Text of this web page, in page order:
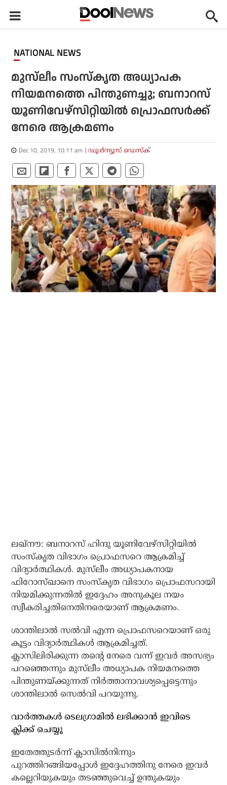
NATIONAL NEWS
മുസ്‌ലീം സംസ്‌കൃത അധ്യാപക
നിയമനത്തെ പിന്തുണച്ചു; ബനാറസ്
യൂണിവേഴ്‌സിറ്റിയില്‍ പ്രൊഫസര്‍ക്ക്
നേരെ ആക്രമണം
Dec 10, 2019, 10:11 am ഡൂള്‍ന്യൂസ് ഡെസ്‌ക്
ലഖ്‌നൗ: ബനാറസ് ഹിന്ദു യൂണിവേഴ്‌സിറ്റിയില്‍
സംസ്‌കൃത വിഭാഗം പ്രൊഫസറെ ആക്രമിച്ച്
വിദ്യാര്‍ത്ഥികള്‍. മുസ്‌ലീം അധ്യാപകനായ
ഫിറോസ്ഖാനെ സംസ്‌കൃത വിഭാഗം പ്രൊഫസറായി
നിയമിക്കുന്നതില്‍ ഇദ്ദേഹം അനുകൂല നയം
സ്വീകരിച്ചതിനെതിനരെയാണ് ആക്രമണം.
ശാന്തിലാല്‍ സല്‍വി എന്ന പ്രൊഫസറെയാണ് ഒരു
കൂട്ടം വിദ്യാര്‍ത്ഥികള്‍ ആക്രമിച്ചത്.
ക്ലാസിലിരിക്കുന്ന തന്റെ നേരെ വന്ന് ഇവര്‍ അസഭ്യം
പറഞ്ഞെന്നും മുസ്‌ലീം അധ്യാപക നിയമനത്തെ
പിന്തുണയ്ക്കുന്നത് നിര്‍ത്താനാവശ്യപ്പെട്ടെന്നും
ശാന്തിലാല്‍ സെല്‍വി പറയുന്നു.
വാര്‍ത്തകള്‍ ടെലഗ്രാമില്‍ ലഭിക്കാന്‍ ഇവിടെ
ക്ലിക്ക് ചെയ്യൂ
ഇതേത്തുടര്‍ന്ന് ക്ലാസില്‍നിന്നും
പുറത്തിറങ്ങിയപ്പോള്‍ ഇദ്ദേഹത്തിനു നേരെ ഇവര്‍
കല്ലെറിയുകയും തടഞ്ഞുവെച്ച് ഉന്തുകയും